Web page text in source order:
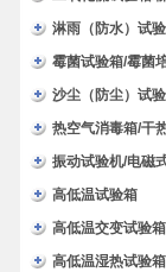
淋雨（防水）试
霉菌试验箱/霉菌
沙尘（防尘）试
热空气消毒箱/干
振动试验机/电磁
高低温试验箱
高低温交变试验箱
高低温湿热试验箱